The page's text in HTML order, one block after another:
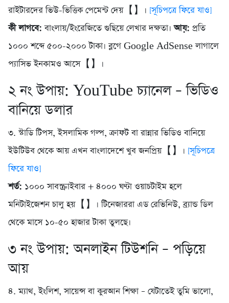
রাইটারদের ভিউ-ভিত্তিক পেমেন্ট দেয়【】। [সূচিপত্রে ফিরে যাও]
কী লাগবে: বাংলায়/ইংরেজিতে গুছিয়ে লেখার দক্ষতা।আয়: প্রতি
১০০০ শব্দে ৫০০-২০০০ টাকা। ব্লগে Google AdSense লাগালে
প্যাসিভ ইনকামও আসে【】।
২ নং উপায়: YouTube চ্যানেল – ভিডিও
বানিয়ে ডলার
৩. স্টাডি টিপস, ইসলামিক গল্প, ক্রাফট বা রান্নার ভিডিও বানিয়ে
ইউটিউব থেকে আয় এখন বাংলাদেশে খুব জনপ্রিয়【】। [সূচিপত্রে
ফিরে যাও]
শর্ত: ১০০০ সাবস্ক্রাইবার + ৪০০০ ঘণ্টা ওয়াচটাইম হলে
মনিটাইজেশন চালু হয়【】। টিনেজাররা এড রেভিনিউ, ব্র্যান্ড ডিল
থেকে মাসে ১০-৫০ হাজার টাকা তুলছে।
৩ নং উপায়: অনলাইন টিউশনি – পড়িয়ে
আয়
৪. ম্যাথ, ইংলিশ, সায়েন্স বা কুরআন শিক্ষা – যেটাতেই তুমি ভালো,